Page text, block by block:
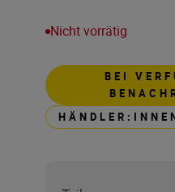
Nicht vorrätig
BEI